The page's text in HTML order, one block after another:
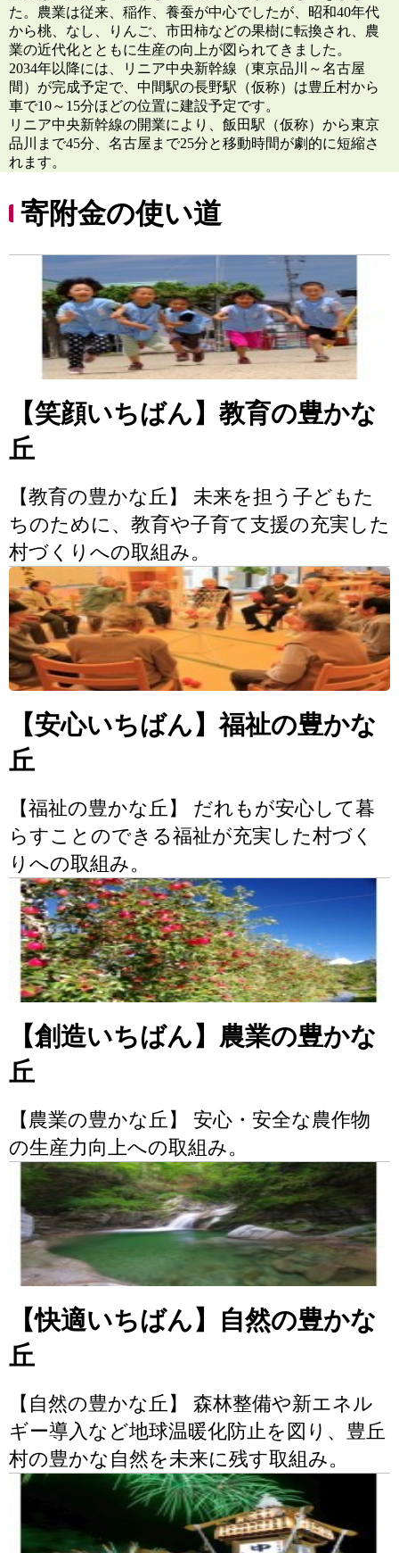
た。農業は従来、稲作、養蚕が中心でしたが、昭和40年代
から桃、なし、りんご、市田柿などの果樹に転換され、農
業の近代化とともに生産の向上が図られてきました。
2034年以降には、リニア中央新幹線（東京品川～名古屋
間）が完成予定で、中間駅の長野駅（仮称）は豊丘村から
車で10～15分ほどの位置に建設予定です。
リニア中央新幹線の開業により、飯田駅（仮称）から東京
品川まで45分、名古屋まで25分と移動時間が劇的に短縮さ
れます。
寄附金の使い道
【笑顔いちばん】教育の豊かな
丘
【教育の豊かな丘】 未来を担う子どもた
ちのために、教育や子育て支援の充実した
村づくりへの取組み。
【安心いちばん】福祉の豊かな
丘
【福祉の豊かな丘】 だれもが安心して暮
らすことのできる福祉が充実した村づく
りへの取組み。
【創造いちばん】農業の豊かな
丘
【農業の豊かな丘】 安心・安全な農作物
の生産力向上への取組み。
【快適いちばん】自然の豊かな
丘
【自然の豊かな丘】 森林整備や新エネル
ギー導入など地球温暖化防止を図り、豊丘
村の豊かな自然を未来に残す取組み。